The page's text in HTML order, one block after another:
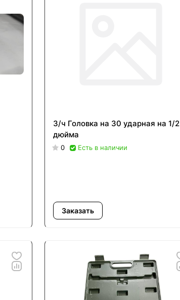
З/ч Головка на 30 ударная на 1/2
дюйма
0 Есть в наличии
Заказать